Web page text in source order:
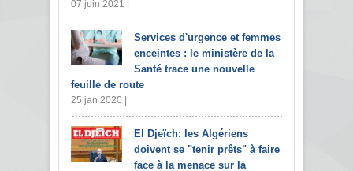
07 juin 2021 |
Services d'urgence et femmes
enceintes : le ministère de la
Santé trace une nouvelle
feuille de route
25 jan 2020 |
El Djeïch: les Algériens
doivent se "tenir prêts" à faire
face à la menace sur la